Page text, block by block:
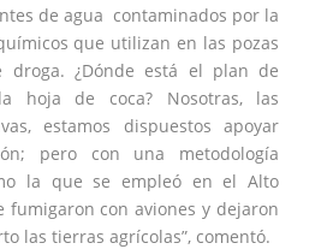
de agua contaminados por la
que utilizan en las pozas
droga. ¿Dónde está el plan de
hoja de coca? Nosotras, las
estamos dispuestos apoyar
pero con una metodología
la que se empleó en el Alto
fumigaron con aviones y dejaron
las tierras agrícolas”, comentó.